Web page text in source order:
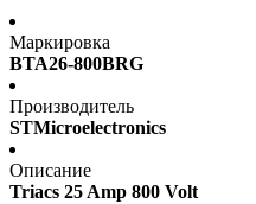
Маркировка
BTA26-800BRG
Производитель
STMicroelectronics
Описание
Triacs 25 Amp 800 Volt